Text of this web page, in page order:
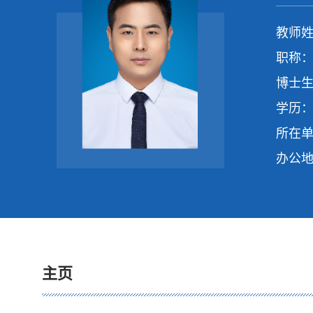
教师
职称
博士
学历
所在
办公
主页